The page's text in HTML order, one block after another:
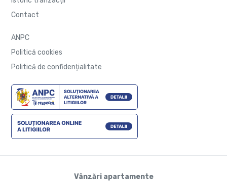
Contact
ANPC
Politică cookies
Politică de confidențialitate
Vânzări apartamente